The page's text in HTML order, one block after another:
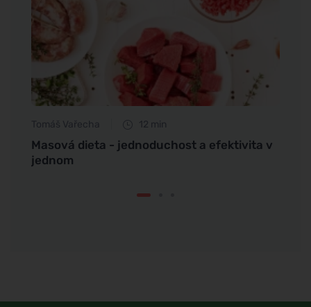
Tomáš Vařecha 12 min
Masová dieta - jednoduchost a efektivita v
jednom